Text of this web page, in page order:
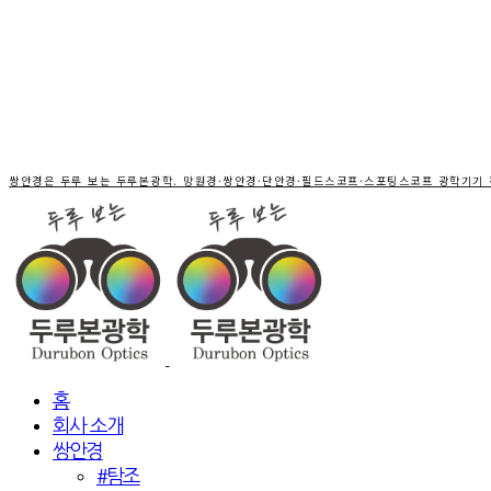
쌍안경은 두루 보는 두루본광학. 망원경·쌍안경·단안경·필드스코프·스포팅스코프 광학기기
홈
회사 소개
쌍안경
#탐조